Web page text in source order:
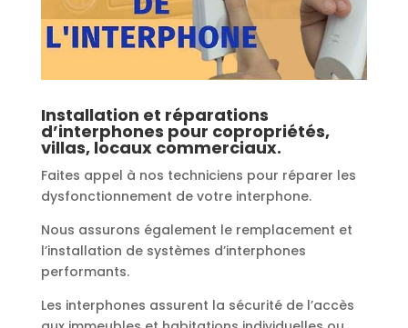
Installation et réparations
d’interphones pour copropriétés,
villas, locaux commerciaux.
Faites appel à nos techniciens pour réparer les
dysfonctionnement de votre interphone.
Nous assurons également le remplacement et
l’installation de systèmes d’interphones
performants.
Les interphones assurent la sécurité de l’accès